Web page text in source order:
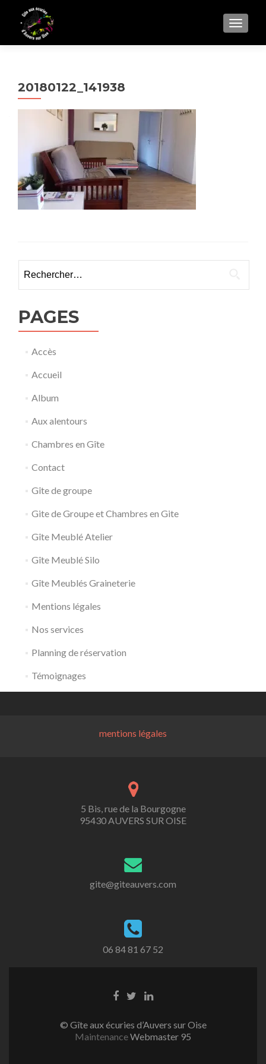
20180122_141938
PAGES
Accès
Accueil
Album
Aux alentours
Chambres en Gîte
Contact
Gîte de groupe
Gite de Groupe et Chambres en Gite
Gîte Meublé Atelier
Gîte Meublé Silo
Gîte Meublés Graineterie
Mentions légales
Nos services
Planning de réservation
Témoignages
mentions légales
5 Bis, rue de la Bourgogne
95430 AUVERS SUR OISE
gite@giteauvers.com
06 84 81 67 52
LienLien
Lien
© Gîte aux écuries d’Auvers sur Oise
MaintenanceWebmaster 95